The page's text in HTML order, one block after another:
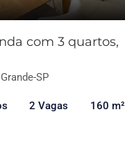
com 3 quartos,
SP
2 Vagas 160 m²